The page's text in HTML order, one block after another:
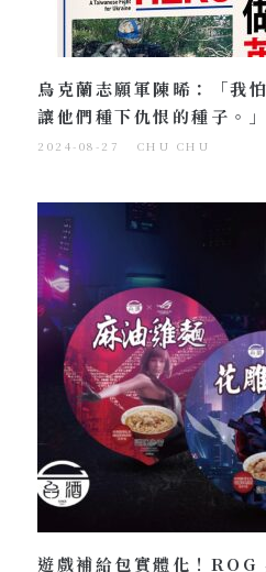
烏克蘭志願軍陳晞：「我
讓他們種下仇恨的種子。」
2024-08-27 CHU CHU
遊戲補給包實體化！ROG